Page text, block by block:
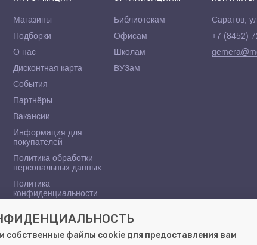
Магазины
Подборки
О нас
Дисконтная карта
События
Партнёры
Вакансии
Информация для
покупателей
Политика обработки
персональных данных
Политика
конфиденциальности
Библиотекам
Офисам
Школам
ВУЗам
Саратов,
+7 (8452)
собственные файлы cookie для предоставления вам